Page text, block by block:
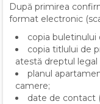
După primirea
format electronic
copia
copia titlului de
atestă dreptul legal
planul
camere;
date de contact